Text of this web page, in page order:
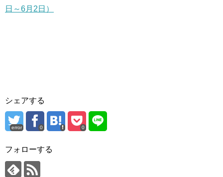
日～6月2日）
シェアする
error 0 0
フォローする